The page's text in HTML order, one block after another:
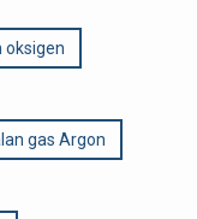
oksigen
gas Argon